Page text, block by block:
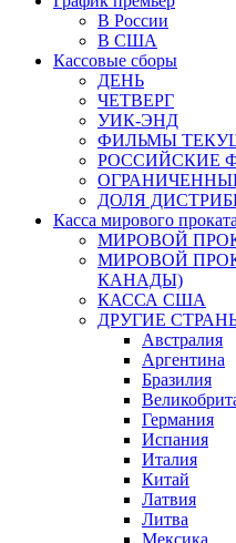
В России
В США
Кассовые сборы
ДЕНЬ
ЧЕТВЕРГ
УИК-ЭНД
ФИЛЬМЫ
РОССИЙСКИЕ
ДОЛЯ
Касса мирового проката
МИРОВОЙ
МИРОВОЙ
КАНАДЫ)
КАССА США
ДРУГИЕ
Австралия
Аргентина
Бразилия
Германия
Испания
Италия
Китай
Латвия
Литва
Мексика